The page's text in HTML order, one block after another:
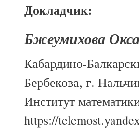
Докладчик:
Бжеумихова
Кабардино-
Бербекова, г.
Институт
https://